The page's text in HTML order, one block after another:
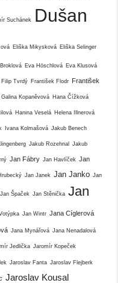
Suchánek
Dušan
Eliška Mikysková Eliška Selinger
Eva Höschlová Eva Klusová
Filip Tvrdý František Flodr František
Galina Kopaněvová Hana Čížková
Hanina Veselá Helena Illnerová
Ivana Kolmašová Jakub Benech
Jakub Rozehnal Jakub
Jan Fábry Jan Havlíček Jan
Jan Janek Jan Janko Jan
Jan Špaček Jan Stěnička Jan
Jan Wintr Jana Cíglerová
Jana Mynářová Jana Nenadalová
Jedlička Jaromír Kopeček
Jaroslav Fanta Jaroslav Flejberk
Jaroslav Kousal